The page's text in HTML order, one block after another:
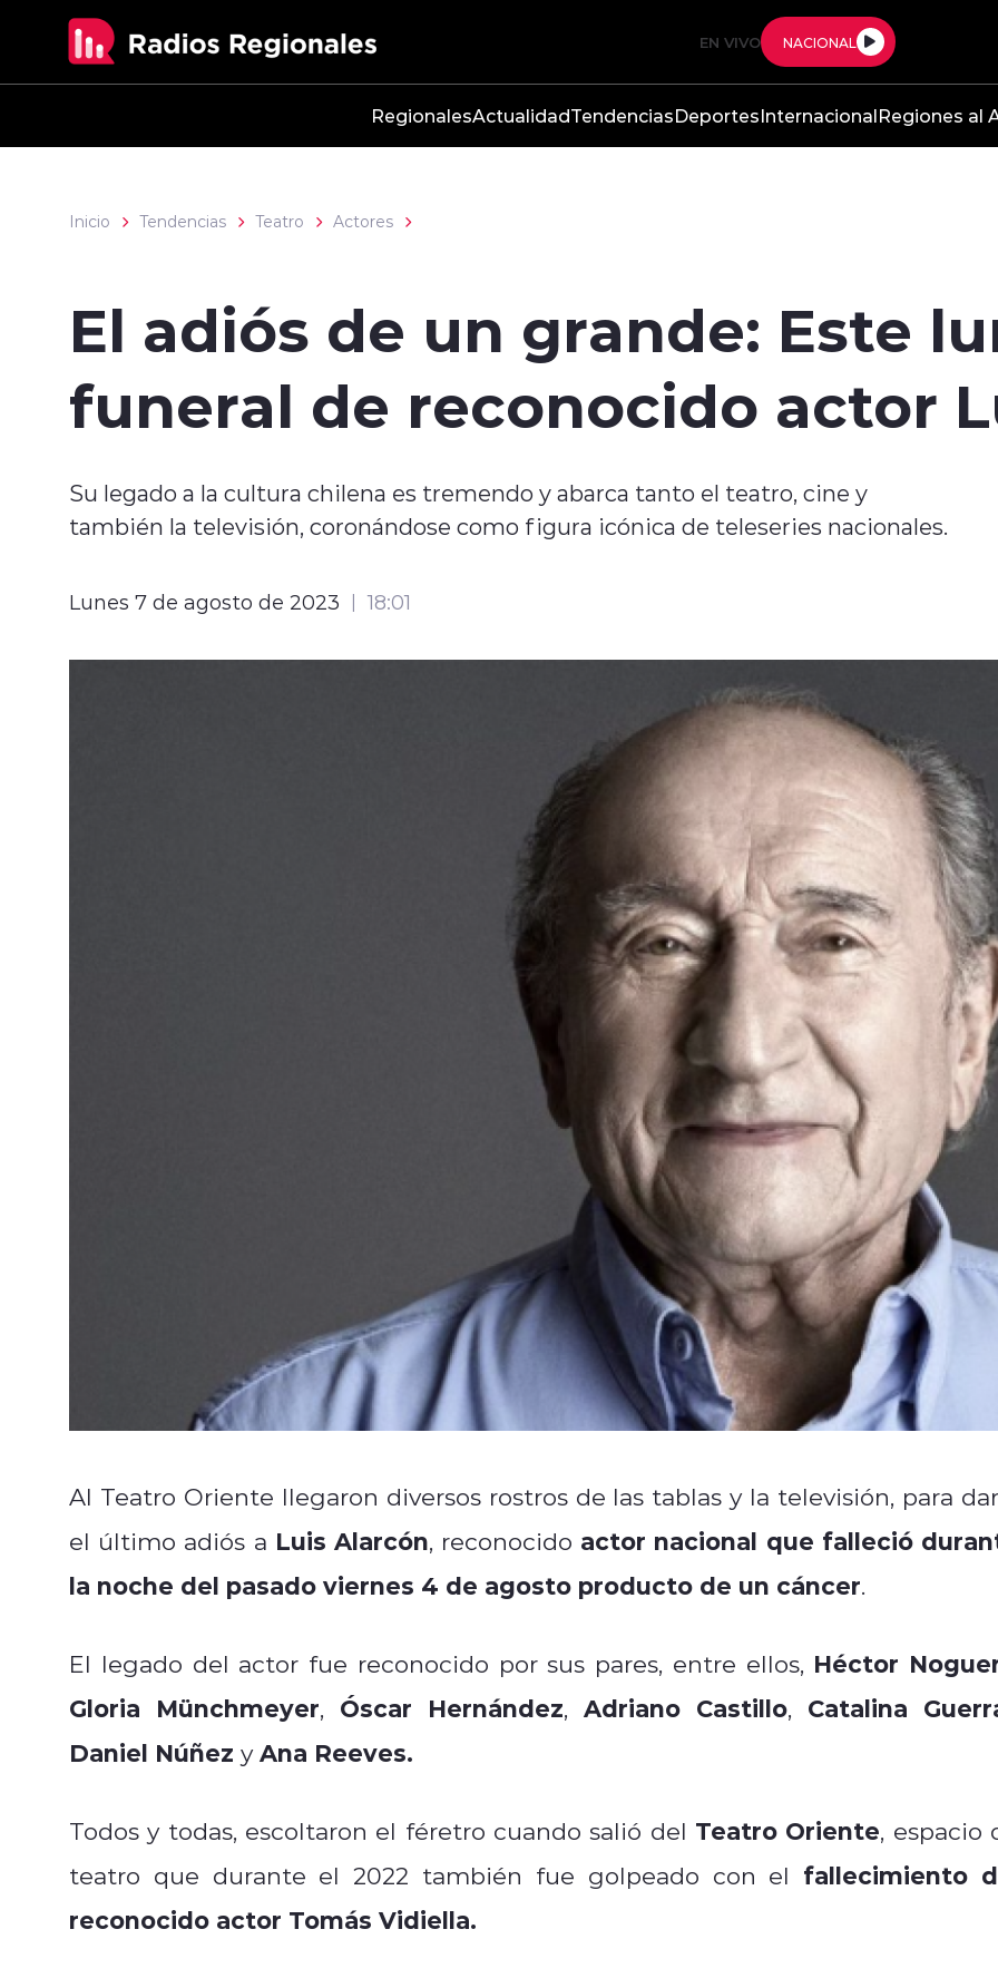
EN VIVO NACIONAL
RegionalesActualidadTendenciasDeportesInternacionalRegiones al
Inicio Tendencias Teatro Actores
El adiós de un grande: Este
funeral de reconocido actor
Su legado a la cultura chilena es tremendo y abarca tanto el teatro, cine y
también la televisión, coronándose como figura icónica de teleseries nacionales.
Lunes 7 de agosto de 2023 18:01
Al Teatro Oriente llegaron diversos rostros de las tablas y la televisión, para
el último adiós a Luis Alarcón, reconocido actor nacional que falleció
la noche del pasado viernes 4 de agosto producto de un cáncer.
El legado del actor fue reconocido por sus pares, entre ellos, Héctor
Gloria Münchmeyer, Óscar Hernández, Adriano Castillo, Catalina
Daniel Núñez yAna Reeves.
Todos y todas, escoltaron el féretro cuando salió del Teatro Oriente, espacio
teatro que durante el 2022 también fue golpeado con el fallecimiento
reconocido actor Tomás Vidiella.